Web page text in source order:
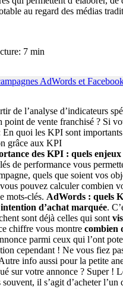
au regard des médias
7 min
de l’analyse d’indicateurs
point de vente franchisé ? Si
quoi les KPI sont
grâce aux KPI
des KPI : quels
de performance vous
quels que soient vos
pouvez calculer
mots-clés. AdWords : quels
d’achat marquée.
sont déjà celles qui sont
chiffre vous montre combien
parmi ceux qui l’ont
cependant ! Ne vous fiez
info aussi pour la petite
sur votre annonce ? Super !
il s’agit d’acheter